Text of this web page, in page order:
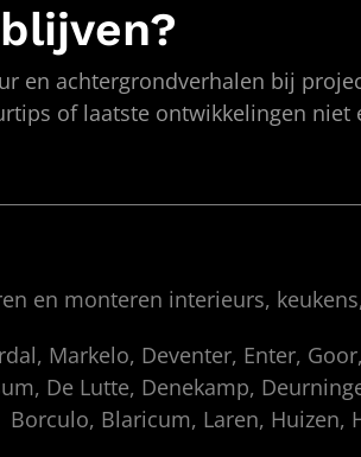
en achtergrondverhalen bij
of laatste ontwikkelingen niet
en monteren interieurs,
Markelo, Deventer, Enter,
De Lutte, Denekamp,
Borculo, Blaricum, Laren, Huizen,